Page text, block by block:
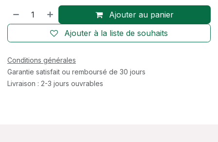
Ajouter au panier
Ajouter à la liste de souhaits
Conditions générales
Garantie satisfait ou remboursé de 30 jours
Livraison : 2-3 jours ouvrables